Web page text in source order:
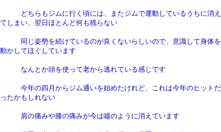
どちらもジムに行く頃には、またジムで運動しているうちに消え
てしまい、翌日ほとんど何も残らない
同じ姿勢を続けているのが良くないらしいので、意識して身体を
動かしてほぐしています
なんとか頭を使って老から逃れている感じです
今年の四月からジム通いを始めたけれど、これは今年のヒットだ
ったかもしれない
肩の痛みや膝の痛みが今は噓のように消えています